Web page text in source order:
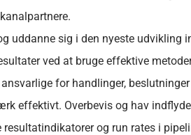
uddanne sig i den nyeste
ved at bruge effektive
for handlinger,
effektivt. Overbevis og hav
resultatindikatorer og run rates i